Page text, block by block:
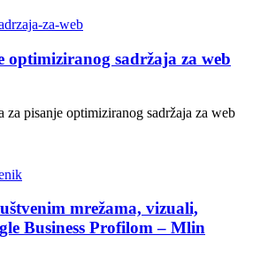
optimiziranog sadržaja za web
za pisanje optimiziranog sadržaja za web
mrežama, vizuali,
Business Profilom – Mlin